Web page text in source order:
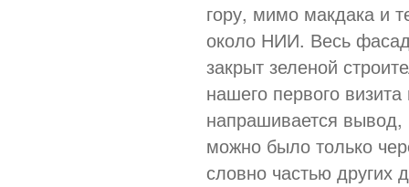
гору, мимо макдака и
около НИИ. Весь
закрыт зеленой
нашего первого
напрашивается вывод,
можно было только
словно частью других